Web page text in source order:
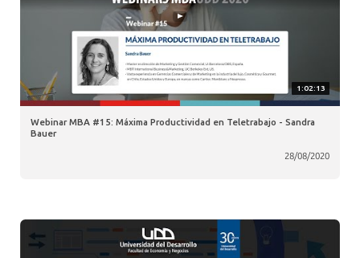
1:02:13
Webinar MBA #15: Máxima Productividad en Teletrabajo - Sandra
Bauer
28/08/2020